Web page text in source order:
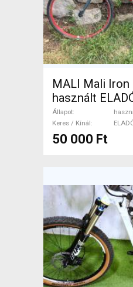
MALI Mali Iron
használt
Állapot
Keres / Kínál
50 000 Ft